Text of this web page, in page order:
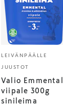
LEIVÄNPÄÄLLE
JUUSTOT
Valio Emmental
viipale 300g
sinileima